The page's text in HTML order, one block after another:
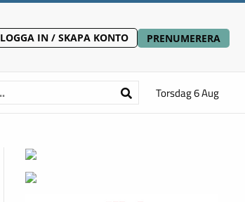
LOGGA IN / SKAPA KONTO PRENUMERERA
Torsdag 6 Aug